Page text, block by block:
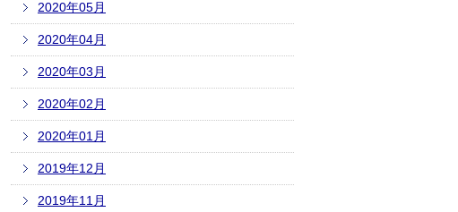
2020年05月
2020年04月
2020年03月
2020年02月
2020年01月
2019年12月
2019年11月